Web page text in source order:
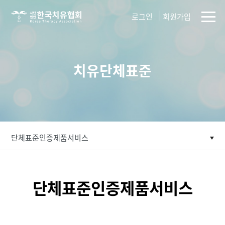
사단법인
로그인 회원가입
치유단체표준
단체표준인증제품서비스
단체표준인증제품서비스